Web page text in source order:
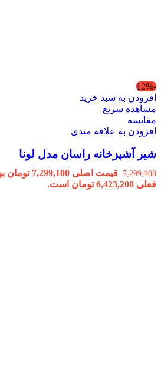
-12%
افزودن به سبد خرید
مشاهده سریع
مقایسه
افزودن به علاقه مندی
شیر آشپزخانه راسان مدل لونا
7,299,100 قیمت اصلی 7,299,100 تومان بود.
فعلی 6,423,208 تومان است.